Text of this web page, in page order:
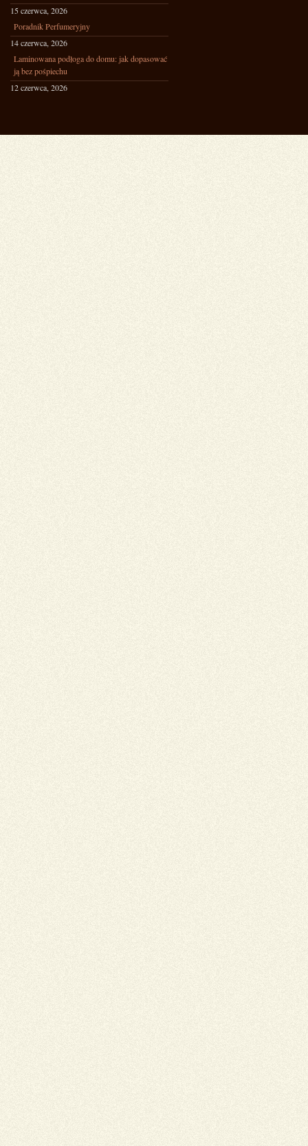
15 czerwca, 2026
Poradnik Perfumeryjny
14 czerwca, 2026
Laminowana podłoga do domu: jak dopasować
ją bez pośpiechu
12 czerwca, 2026